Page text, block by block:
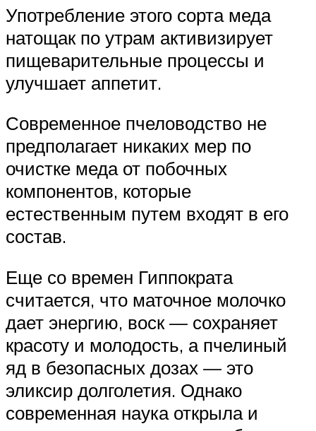
Употребление этого сорта меда
натощак по утрам активизирует
пищеварительные процессы и
улучшает аппетит.
Современное пчеловодство не
предполагает никаких мер по
очистке меда от побочных
компонентов, которые
естественным путем входят в его
состав.
Еще со времен Гиппократа
считается, что маточное молочко
дает энергию, воск — сохраняет
красоту и молодость, а пчелиный
яд в безопасных дозах — это
эликсир долголетия. Однако
современная наука открыла и